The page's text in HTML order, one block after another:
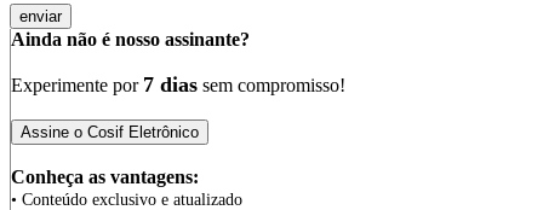
Ainda não é nosso assinante?
Experimente por 7 dias sem compromisso!
Conheça as vantagens:
• Conteúdo exclusivo e atualizado